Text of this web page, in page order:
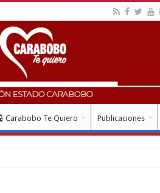
Carabobo Te Quiero Publicaciones